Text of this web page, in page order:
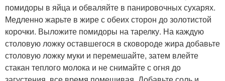
помидоры в яйца и обваляйте в панировочных сухарях.
Медленно жарьте в жире с обеих сторон до золотистой
корочки. Выложите помидоры на тарелку. На каждую
столовую ложку оставшегося в сковороде жира добавьте
столовую ложку муки и перемешайте, затем влейте
стакан теплого молока и не снимайте с огня до